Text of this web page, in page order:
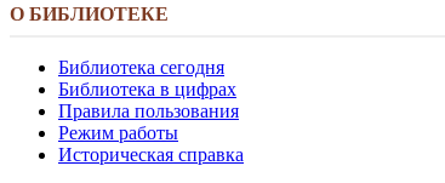
О БИБЛИОТЕКЕ
Библиотека сегодня
Библиотека в цифрах
Правила пользования
Режим работы
Историческая справка